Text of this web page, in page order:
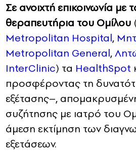
Σε ανοιχτή επικοινωνία με
θεραπευτήρια του Ομίλου
Μetropolitan Hospital,
Metropolitan General,
InterClinic) τα HealthSpot
προσφέροντας τη
εξέτασης–,
συζήτησης με ιατρό του
άμεση εκτίμηση των
εξετάσεων.